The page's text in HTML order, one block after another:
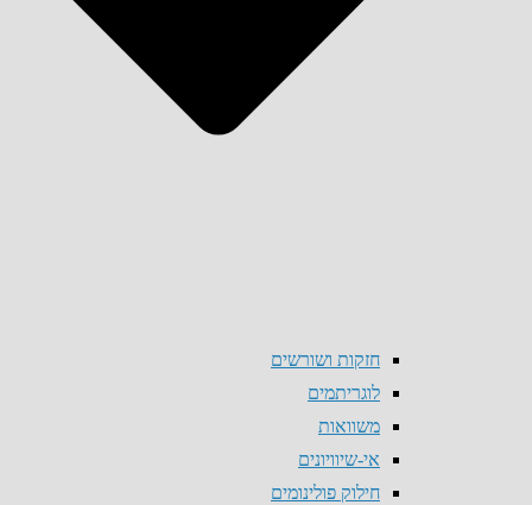
חזקות ושורשים
לוגריתמים
משוואות
אי-שיוויונים
חילוק פולינומים